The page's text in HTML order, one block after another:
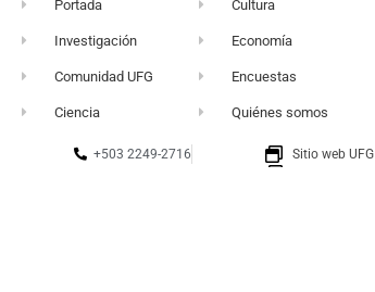
Portada
Investigación
Comunidad UFG
Ciencia
Cultura
Economía
Encuestas
Quiénes somos
+503 2249-2716
Sitio web UFG